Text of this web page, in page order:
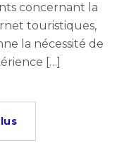
concernant la
touristiques,
la nécessité de
[…]